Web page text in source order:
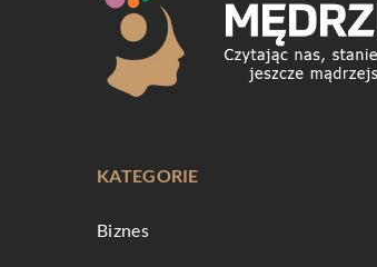
KATEGORIE
Biznes